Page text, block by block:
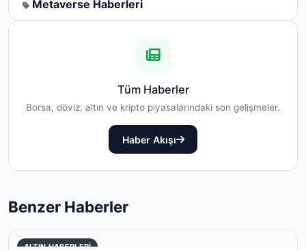
Metaverse Haberleri
Tüm Haberler
Borsa, döviz, altın ve kripto piyasalarındaki son gelişmeler.
Haber Akışı
Benzer Haberler
ALTIN HABERLERI